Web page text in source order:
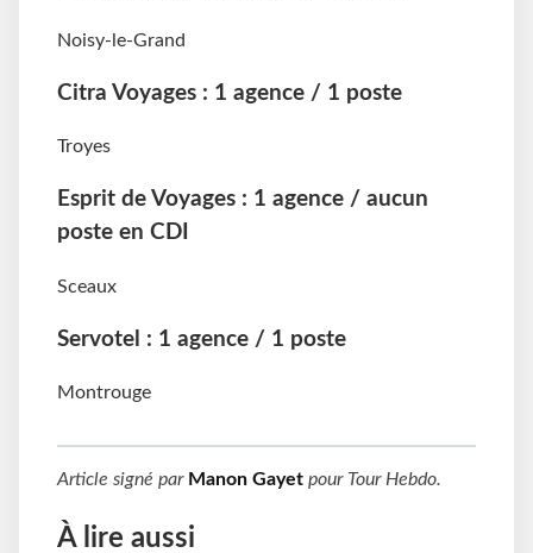
Noisy-le-Grand
Citra Voyages : 1 agence / 1 poste
Troyes
Esprit de Voyages : 1 agence / aucun
poste en CDI
Sceaux
Servotel : 1 agence / 1 poste
Montrouge
Article signé par Manon Gayet pour Tour Hebdo.
À lire aussi